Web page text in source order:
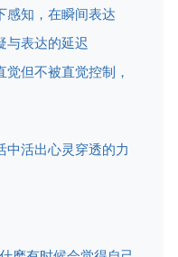
感知，在瞬间表达
与表达的延迟
但不被直觉控制，
活出心灵穿透的力